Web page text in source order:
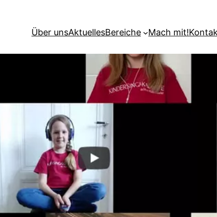
Über unsAktuellesBereiche Mach mit!